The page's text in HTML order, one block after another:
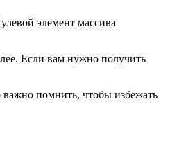
элемент массива
Если вам нужно получить
важно помнить, чтобы избежать